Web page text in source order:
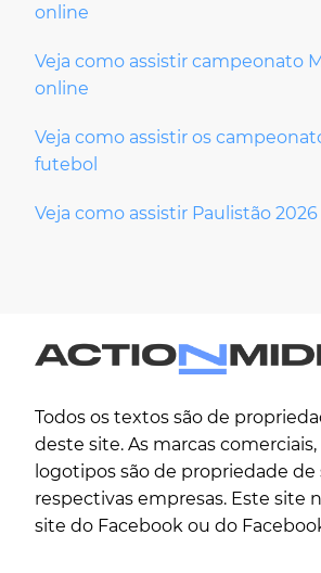
online
Veja como assistir campeonato
online
Veja como assistir os
futebol
Veja como assistir Paulistão
Todos os textos são de
deste site. As marcas
logotipos são de propriedade de
respectivas empresas. Este site
site do Facebook ou do